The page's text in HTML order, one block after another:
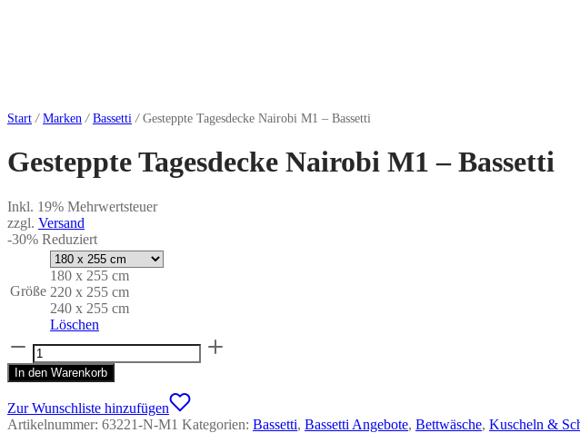
Start / Marken / Bassetti /Gesteppte Tagesdecke Nairobi M1 – Bassetti
Gesteppte Tagesdecke Nairobi M1 – Bassetti
Inkl. 19% Mehrwertsteuer
zzgl. Versand
-30% Reduziert
Größe
180 x 255 cm
220 x 255 cm
240 x 255 cm
Löschen
Gesteppte
Tagesdecke
Nairobi
-
Bassetti
In den Warenkorb
Zur Wunschliste hinzufügen
Artikelnummer: 63221-N-M1 Kategorien: Bassetti, Bassetti Angebote, Bettwäsche, Kuscheln &